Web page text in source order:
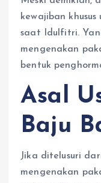
kewajiban
saat Idulfitri.
mengenakan
bentuk
Asal
Baju
Jika ditelusuri
mengenakan